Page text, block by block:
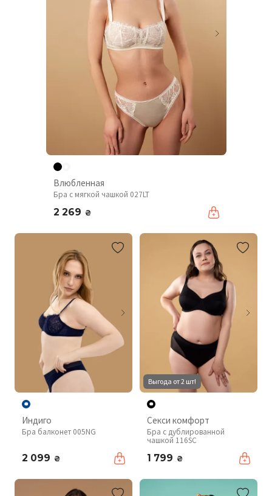
Влюбленная
Бра с мягкой чашкой 027LT
2 269 ₴
Индиго
Бра балконет 005NG
2 099 ₴
Выгода от 2 шт!
Секси комфорт
Бра с дублированной
чашкой 116SC
1 799 ₴